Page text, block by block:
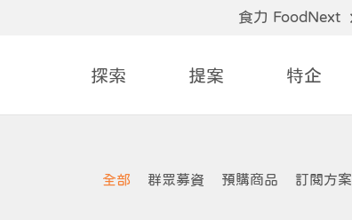
食力 FoodNext
探索 提案 特企
全部 群眾募資 預購商品 訂閱方案